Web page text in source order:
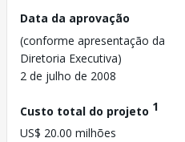
Data da aprovação
(conforme apresentação da
Diretoria Executiva)
2 de julho de 2008
Custo total do projeto 1
US$ 20.00 milhões